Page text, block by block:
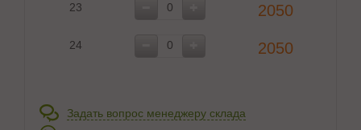
23
24
2050
2050
Задать вопрос менеджеру склада